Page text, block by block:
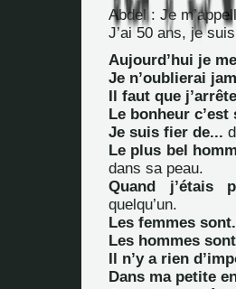
Abdel : Je
J’ai 50 ans, je
Aujourd’hui je
Je n’oublierai
Il faut que
Le bonheur c’est
Je suis fier de...
Le plus bel
dans sa peau.
Quand j’étais
quelqu’un.
Les femmes
Les hommes
Il n’y a rien
Dans ma petite